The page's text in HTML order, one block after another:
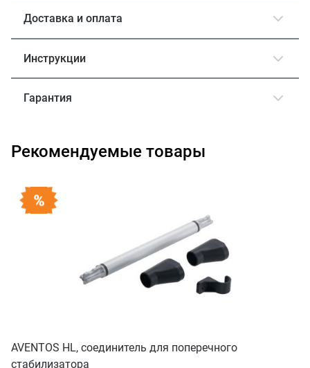
Доставка и оплата
Инструкции
Гарантия
Рекомендуемые товары
AVENTOS HL, соединитель для поперечного
стабилизатора